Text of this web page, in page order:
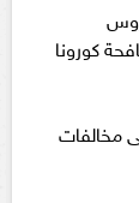
كورونا
مخالفات